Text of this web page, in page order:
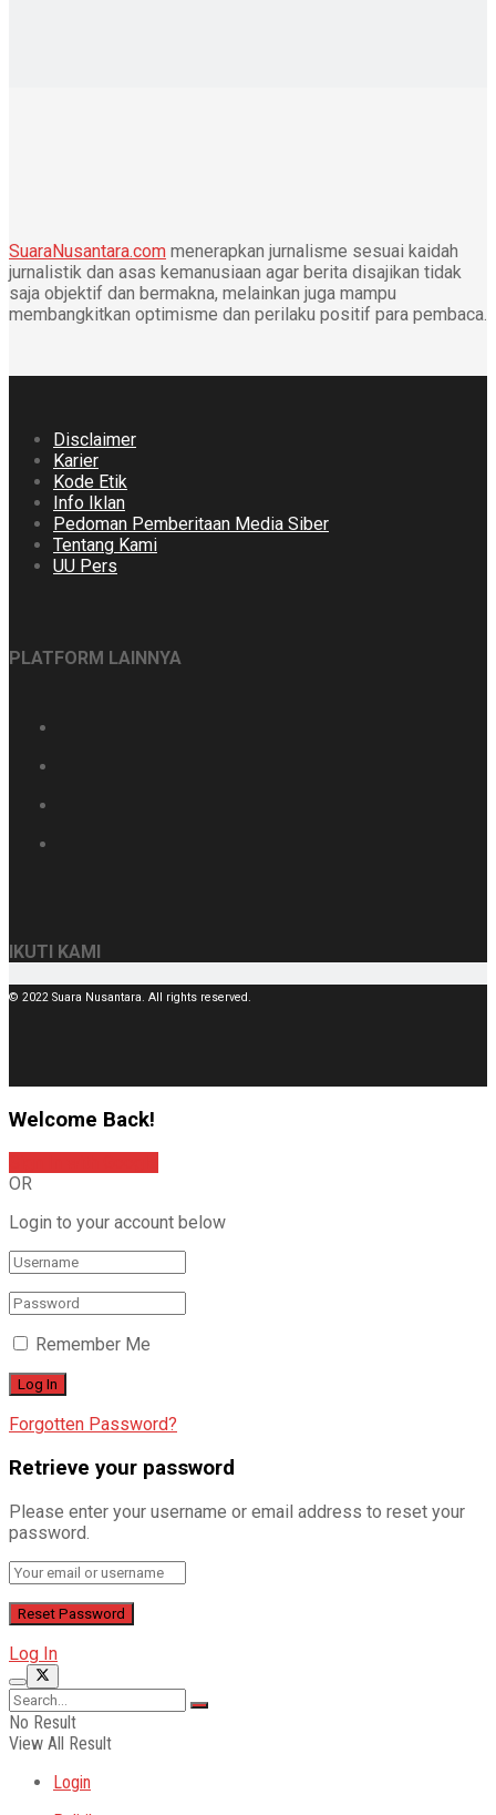
SuaraNusantara.com menerapkan jurnalisme sesuai kaidah
jurnalistik dan asas kemanusiaan agar berita disajikan tidak
saja objektif dan bermakna, melainkan juga mampu
membangkitkan optimisme dan perilaku positif para pembaca.
Disclaimer
Karier
Kode Etik
Info Iklan
Pedoman Pemberitaan Media Siber
Tentang Kami
UU Pers
PLATFORM LAINNYA
IKUTI KAMI
© 2022 Suara Nusantara. All rights reserved.
Welcome Back!
OR
Login to your account below
Remember Me
Forgotten Password?
Retrieve your password
Please enter your username or email address to reset your
password.
Log In
No Result
View All Result
Login